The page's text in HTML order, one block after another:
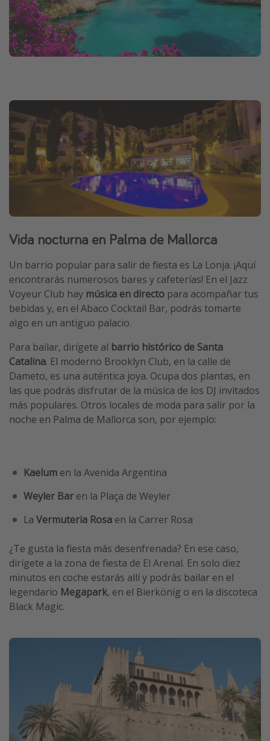
Vida nocturna en Palma de Mallorca
Un barrio popular para salir de fiesta es La Lonja. ¡Aquí
encontrarás numerosos bares y cafeterías! En el Jazz
Voyeur Club hay música en directo para acompañar tus
bebidas y, en el Abaco Cocktail Bar, podrás tomarte
algo en un antiguo palacio.
Para bailar, dirígete al barrio histórico de Santa
Catalina. El moderno Brooklyn Club, en la calle de
Dameto, es una auténtica joya. Ocupa dos plantas, en
las que podrás disfrutar de la música de los DJ invitados
más populares. Otros locales de moda para salir por la
noche en Palma de Mallorca son, por ejemplo:
Kaelum en la Avenida Argentina
Weyler Bar en la Plaça de Weyler
La Vermuteria Rosa en la Carrer Rosa
¿Te gusta la fiesta más desenfrenada? En ese caso,
dirígete a la zona de fiesta de El Arenal. En solo diez
minutos en coche estarás allí y podrás bailar en el
legendario Megapark, en el Bierkönig o en la discoteca
Black Magic.